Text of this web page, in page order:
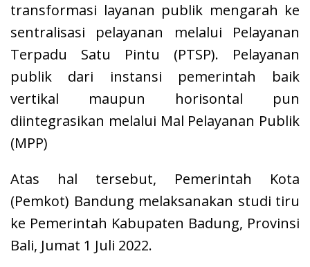
transformasi layanan publik mengarah ke
sentralisasi pelayanan melalui Pelayanan
Terpadu Satu Pintu (PTSP). Pelayanan
publik dari instansi pemerintah baik
vertikal maupun horisontal pun
diintegrasikan melalui Mal Pelayanan Publik
(MPP)
Atas hal tersebut, Pemerintah Kota
(Pemkot) Bandung melaksanakan studi tiru
ke Pemerintah Kabupaten Badung, Provinsi
Bali, Jumat 1 Juli 2022.